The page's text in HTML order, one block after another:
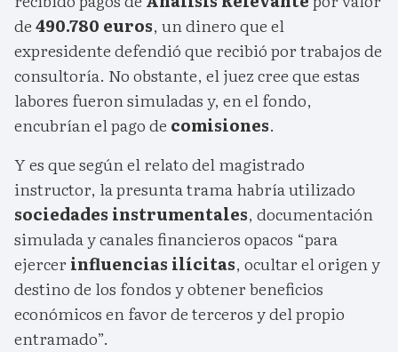
de490.780 euros, un dinero que el
expresidente defendió que recibió por trabajos de
consultoría. No obstante, el juez cree que estas
labores fueron simuladas y, en el fondo,
encubrían el pago de comisiones.
Y es que según el relato del magistrado
instructor, la presunta trama habría utilizado
sociedades instrumentales, documentación
simulada y canales financieros opacos “para
ejercerinfluencias ilícitas, ocultar el origen y
destino de los fondos y obtener beneficios
económicos en favor de terceros y del propio
entramado”.